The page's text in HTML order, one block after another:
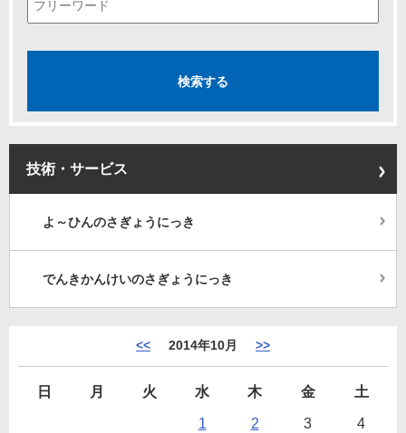
技術・サービス
よ～ひんのさぎょうにっき
でんきかんけいのさぎょうにっき
<< 2014年10月 >>
日 月 火 水 木 金
土
1
2 3 4